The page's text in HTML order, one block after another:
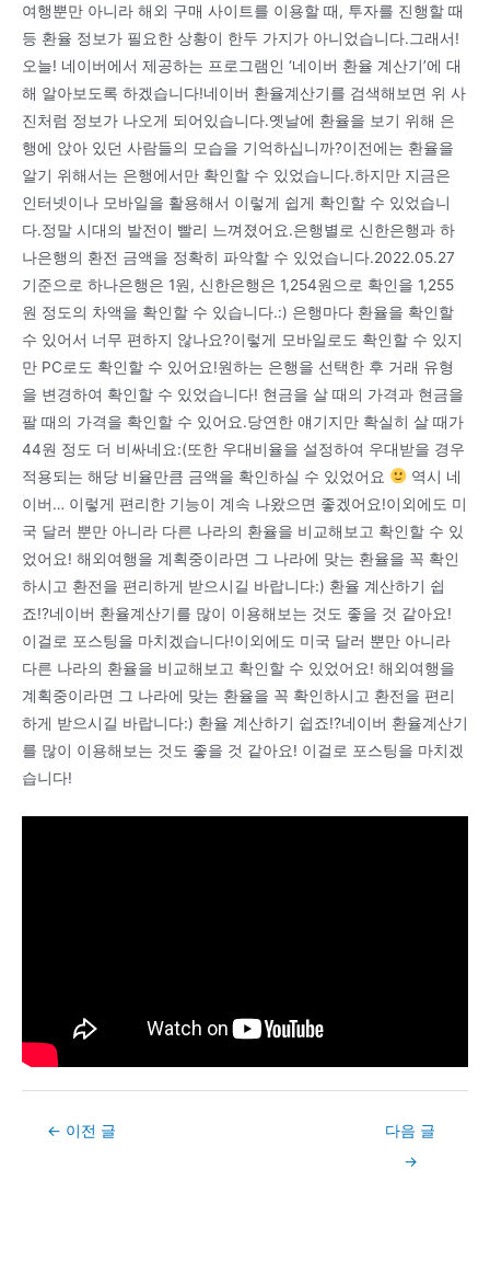
여행뿐만 아니라 해외 구매 사이트를 이용할 때, 투자를 진행할 때
등 환율 정보가 필요한 상황이 한두 가지가 아니었습니다.그래서!
오늘! 네이버에서 제공하는 프로그램인 ‘네이버 환율 계산기’에 대
해 알아보도록 하겠습니다!네이버 환율계산기를 검색해보면 위 사
진처럼 정보가 나오게 되어있습니다.옛날에 환율을 보기 위해 은
행에 앉아 있던 사람들의 모습을 기억하십니까?이전에는 환율을
알기 위해서는 은행에서만 확인할 수 있었습니다.하지만 지금은
인터넷이나 모바일을 활용해서 이렇게 쉽게 확인할 수 있었습니
다.정말 시대의 발전이 빨리 느껴졌어요.은행별로 신한은행과 하
나은행의 환전 금액을 정확히 파악할 수 있었습니다.2022.05.27
기준으로 하나은행은 1원, 신한은행은 1,254원으로 확인을 1,255
원 정도의 차액을 확인할 수 있습니다.:) 은행마다 환율을 확인할
수 있어서 너무 편하지 않나요?이렇게 모바일로도 확인할 수 있지
만 PC로도 확인할 수 있어요!원하는 은행을 선택한 후 거래 유형
을 변경하여 확인할 수 있었습니다! 현금을 살 때의 가격과 현금을
팔 때의 가격을 확인할 수 있어요.당연한 얘기지만 확실히 살 때가
44원 정도 더 비싸네요:(또한 우대비율을 설정하여 우대받을 경우
적용되는 해당 비율만큼 금액을 확인하실 수 있었어요
역시 네
이버… 이렇게 편리한 기능이 계속 나왔으면 좋겠어요!이외에도 미
국 달러 뿐만 아니라 다른 나라의 환율을 비교해보고 확인할 수 있
었어요! 해외여행을 계획중이라면 그 나라에 맞는 환율을 꼭 확인
하시고 환전을 편리하게 받으시길 바랍니다:) 환율 계산하기 쉽
죠!?네이버 환율계산기를 많이 이용해보는 것도 좋을 것 같아요!
이걸로 포스팅을 마치겠습니다!이외에도 미국 달러 뿐만 아니라
다른 나라의 환율을 비교해보고 확인할 수 있었어요! 해외여행을
계획중이라면 그 나라에 맞는 환율을 꼭 확인하시고 환전을 편리
하게 받으시길 바랍니다:) 환율 계산하기 쉽죠!?네이버 환율계산기
를 많이 이용해보는 것도 좋을 것 같아요! 이걸로 포스팅을 마치겠
습니다!
Post← 이전 글
다음 글
→